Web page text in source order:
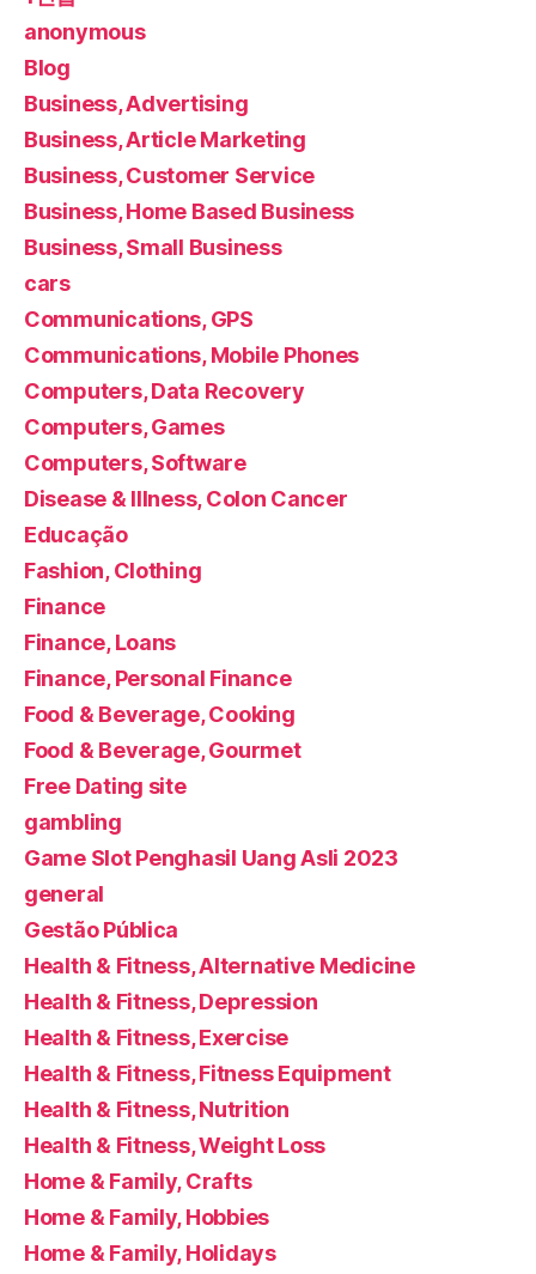
anonymous
Blog
Business, Advertising
Business, Article Marketing
Business, Customer Service
Business, Home Based Business
Business, Small Business
cars
Communications, GPS
Communications, Mobile Phones
Computers, Data Recovery
Computers, Games
Computers, Software
Disease & Illness, Colon Cancer
Educação
Fashion, Clothing
Finance
Finance, Loans
Finance, Personal Finance
Food & Beverage, Cooking
Food & Beverage, Gourmet
Free Dating site
gambling
Game Slot Penghasil Uang Asli 2023
general
Gestão Pública
Health & Fitness, Alternative Medicine
Health & Fitness, Depression
Health & Fitness, Exercise
Health & Fitness, Fitness Equipment
Health & Fitness, Nutrition
Health & Fitness, Weight Loss
Home & Family, Crafts
Home & Family, Hobbies
Home & Family, Holidays